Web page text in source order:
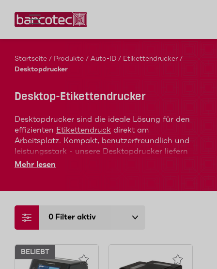
Startseite / Produkte / Auto-ID / Etikettendrucker /
Desktopdrucker
Desktop-Etikettendrucker
Desktopdrucker sind die ideale Lösung für den
effizienten Etikettendruck direkt am
Arbeitsplatz. Kompakt, benutzerfreundlich und
leistungsstark - unsere Desktopdrucker liefern
verlässlich gestochen scharfe Druckergebnisse
Mehr lesen
0 Filter aktiv
BELIEBT
Kontaktieren Sie uns!